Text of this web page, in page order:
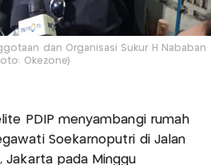
dan Organisasi Sukur H Nababan
Okezone)
PDIP menyambangi rumah
Soekarnoputri di Jalan
Jakarta pada Minggu